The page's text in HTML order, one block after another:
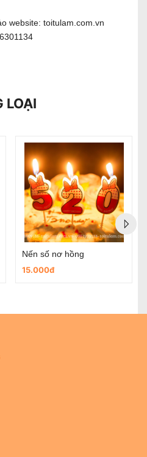
website: toitulam.com.vn
LOẠI
Nến số hình ếch
10.000đ